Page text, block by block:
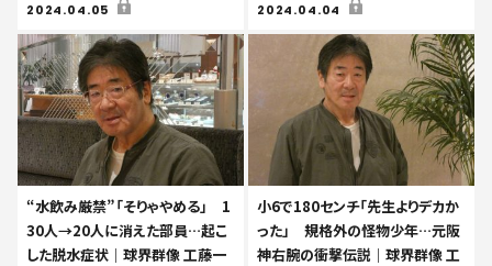
2024.04.05 2024.04.04
“水飲み厳禁”「そりゃやめる」 1
30人→20人に消えた部員…起こ
した脱水症状｜球界群像 工藤一
小6で180センチ「先生よりデカか
った」 規格外の怪物少年…元阪
神右腕の衝撃伝説｜球界群像 工